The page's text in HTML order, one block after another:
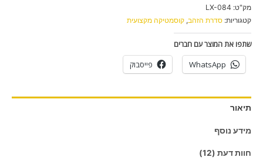
מק"ט: LX-084
קטגוריות: סדרת הזהב, קוסמטיקה מקצועית
שתפו את המוצר עם חברים
WhatsApp פייסבוק
תיאור
מידע נוסף
חוות דעת (12)